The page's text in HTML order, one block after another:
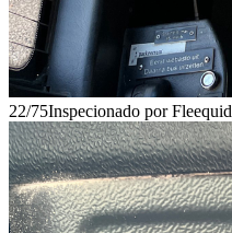
22/75Inspecionado por Fleequid